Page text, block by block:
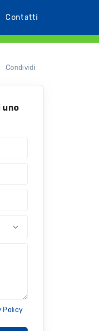
Contatti
Condividi
uno
Policy